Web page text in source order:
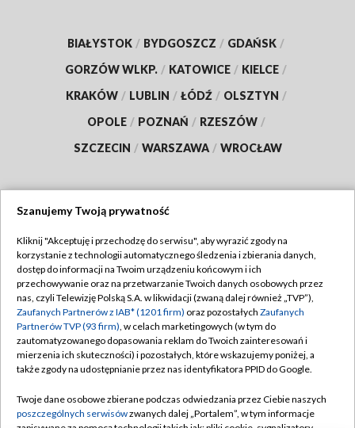
BIAŁYSTOK / BYDGOSZCZ / GDAŃSK /
GORZÓW WLKP. / KATOWICE / KIELCE /
KRAKÓW / LUBLIN / ŁÓDŹ / OLSZTYN /
OPOLE / POZNAŃ / RZESZÓW /
SZCZECIN / WARSZAWA / WROCŁAW
TVP
Abonament TVP
Emisja w TVP
Centrum informacji TVP
Naziemna Telewizja Cyfrowa
Rada Programowa
Regulamin TVP
Polityka prywatności
Moje zgody
Pomoc
Kontakt
Szanujemy Twoją prywatność
Kliknij "Akceptuję i przechodzę do serwisu", aby wyrazić zgody na
korzystanie z technologii automatycznego śledzenia i zbierania danych,
dostęp do informacji na Twoim urządzeniu końcowym i ich
przechowywanie oraz na przetwarzanie Twoich danych osobowych przez
nas, czyli Telewizję Polską S.A. w likwidacji (zwaną dalej również „TVP”),
Zaufanych Partnerów z IAB* (1201 firm) oraz pozostałych Zaufanych
Partnerów TVP (93 firm), w celach marketingowych (w tym do
zautomatyzowanego dopasowania reklam do Twoich zainteresowań i
mierzenia ich skuteczności) i pozostałych, które wskazujemy poniżej, a
także zgody na udostępnianie przez nas identyfikatora PPID do Google.
Twoje dane osobowe zbierane podczas odwiedzania przez Ciebie naszych
poszczególnych serwisówzwanych dalej „Portalem”, w tym informacje